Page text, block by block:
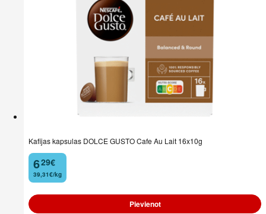
Kafijas kapsulas DOLCE GUSTO Cafe Au Lait 16x10g
6
. 29€
39,31€/kg
Pievienot